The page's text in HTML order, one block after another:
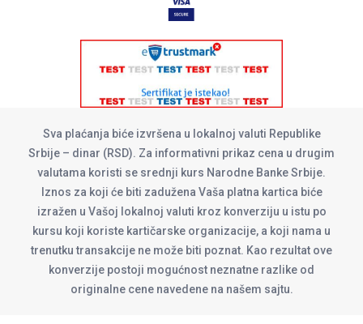
Sva plaćanja biće izvršena u lokalnoj valuti Republike
Srbije – dinar (RSD). Za informativni prikaz cena u drugim
valutama koristi se srednji kurs Narodne Banke Srbije.
Iznos za koji će biti zadužena Vaša platna kartica biće
izražen u Vašoj lokalnoj valuti kroz konverziju u istu po
kursu koji koriste kartičarske organizacije, a koji nama u
trenutku transakcije ne može biti poznat. Kao rezultat ove
konverzije postoji mogućnost neznatne razlike od
originalne cene navedene na našem sajtu.